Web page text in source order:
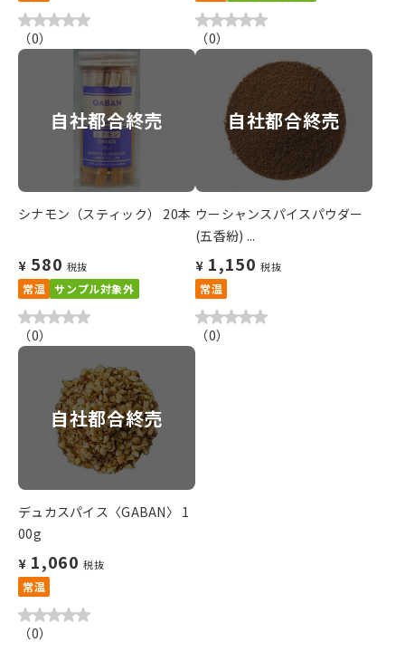
（0） （0）
自社都合終売
シナモン（スティック） 20本
¥ 580 税抜
常温 サンプル対象外
（0）
自社都合終売
ウーシャンスパイスパウダー
(五香紛) ...
¥ 1,150 税抜
常温
（0）
自社都合終売
デュカスパイス〈GABAN〉 1
00g
¥ 1,060 税抜
常温
（0）